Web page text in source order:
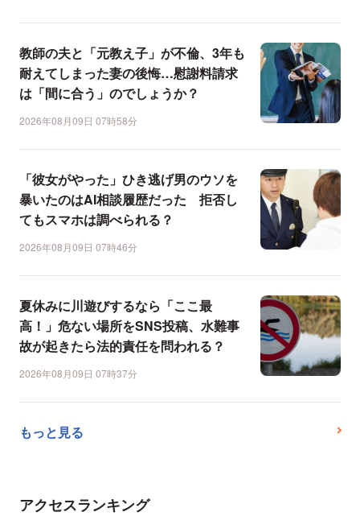
教師の夫と「元教え子」が不倫、3年も
耐えてしまった妻の後悔…慰謝料請求
は「間に合う」のでしょうか？
2026年08月09日 07時58分
「彼女がやった」ひき逃げ男のウソを
暴いたのはAI相談履歴だった 拒否し
てもスマホは調べられる？
2026年08月09日 07時46分
夏休みに川遊びするなら「ここ最
高！」危ない場所をSNS投稿、水難事
故が起きたら法的責任を問われる？
2026年08月09日 07時37分
もっと見る
アクセスランキング